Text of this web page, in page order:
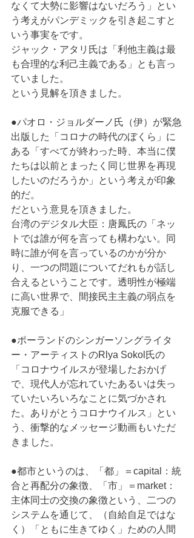
なくて大勢に影響はないだろう」とい
う考えがパンデミックを引き起こすと
いう事実をです。
ジャック・アタリ氏は「利他主義は最
も合理的な利己主義である」とも言っ
ていました。
という見解を頂きました。
●パオロ・ジョルダーノ氏（伊）が緊急
出版した「コロナの時代のぼくら」に
ある「すべてが終わった時、本当に僕
たちは以前とまったく同じ世界を再現
したいのだろうか」という考えが印象
的だ。
だという意見を頂きました。
台湾のデジタル大臣：唐鳳氏の「ネッ
トでは誰が何を言っても構わない。同
時に誰が何を言っているのかが分か
り、一つの問題についてだれもが話し
合えるということです。透明性が極端
に高い世界で、間接民主主義の弱点を
克服できる」
●ポーランドのシンガーソングライタ
ー・アーティストのRlya Sokol氏の
「コロナウイルスが登場したおかげ
で、現代人が忘れていたあるいは失っ
ていたいろいろなことに気づかされ
た。ありがとうコロナウイルス」とい
う、衝撃的なメッセージ動画もいただ
きました。
●都市というのは、「都」＝capital：統
合と再配分の象徴、「市」＝market：
主体同士の交換の象徴という、二つの
システムを通じて、（自給自足ではな
く）「ともに生きてゆく」ための人間